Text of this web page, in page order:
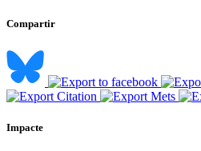
Compartir
Impacte